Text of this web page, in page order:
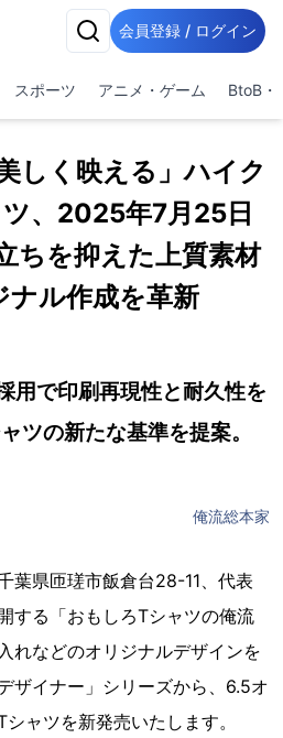
会員登録 / ログイン
スポーツ アニメ・ゲーム BtoB・
しく映える」ハイク
、2025年7月25日
ちを抑えた上質素材
ナル作成を革新
用で印刷再現性と耐久性を
ツの新たな基準を提案。
俺流総本家
葉県匝瑳市飯倉台28-11、代表
する「おもしろTシャツの俺流
れなどのオリジナルデザインを
ザイナー」シリーズから、6.5オ
ャツを新発売いたします。